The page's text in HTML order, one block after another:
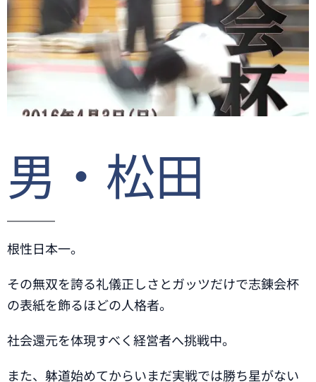
男・松田
根性日本一。
その無双を誇る礼儀正しさとガッツだけで志錬会杯
の表紙を飾るほどの人格者。
社会還元を体現すべく経営者へ挑戦中。
また、躰道始めてからいまだ実戦では勝ち星がない